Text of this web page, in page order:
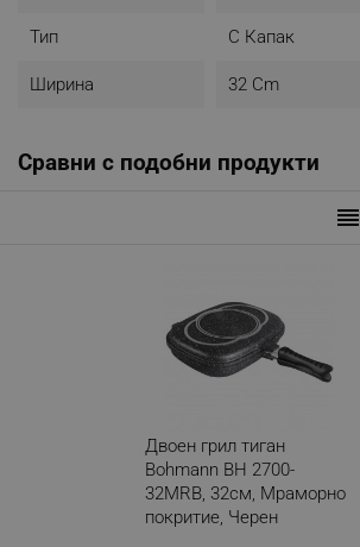
Тип С Капак
Ширина 32 Cm
Сравни с подобни продукти
reorder
Двоен грил тиган
Bohmann BH 2700-
32MRB, 32см, Мраморно
покритие, Черен